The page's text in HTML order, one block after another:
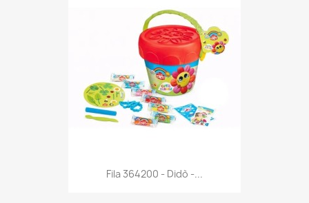
Anteprima
Fila 364200 - Didò -...